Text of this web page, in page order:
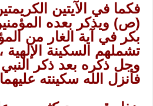
فكما في الآيتين
(ص) ويذكر بعده
بكر في آية الغار من
تشملهم السكينة الإلهية
وجل ذكره بعد ذكر
فأنزل الله سكينته